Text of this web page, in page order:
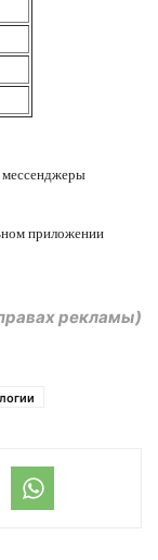
мессенджеры
приложении
рекламы)